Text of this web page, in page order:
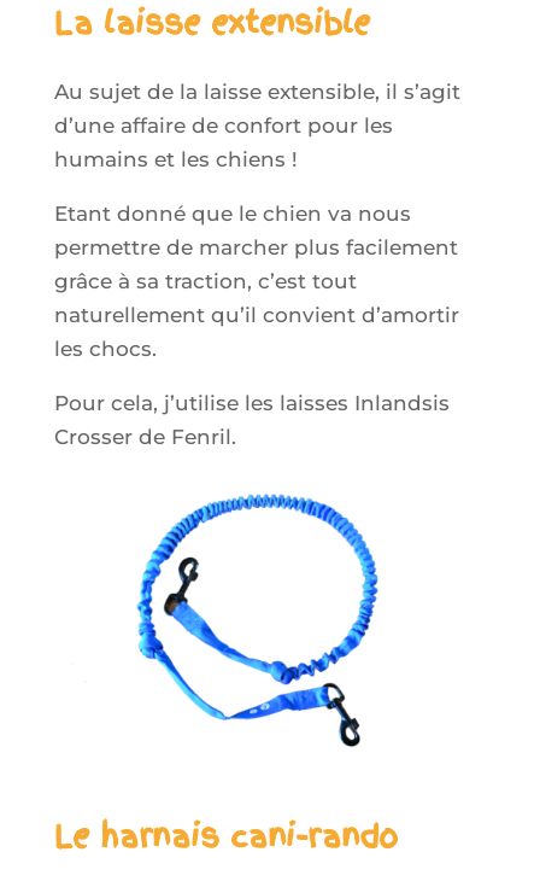
La laisse extensible
Au sujet de la laisse extensible, il s’agit
d’une affaire de confort pour les
humains et les chiens !
Etant donné que le chien va nous
permettre de marcher plus facilement
grâce à sa traction, c’est tout
naturellement qu’il convient d’amortir
les chocs.
Pour cela, j’utilise les laisses Inlandsis
Crosser de Fenril.
Le harnais cani-rando